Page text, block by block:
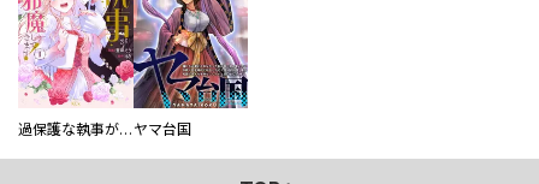
過保護な執事が私の婚活を邪魔してきます！ ヤマ台国